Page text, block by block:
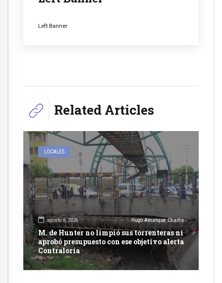
Left Banner
Related Articles
LOCALES
agosto 6, 2026 Hugo Amanque Chaiña
M. de Hunter no limpió sus torrenteras ni
aprobó presupuesto con ese objetivo alerta
Contraloría